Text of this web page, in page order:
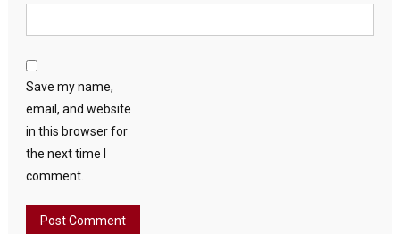
Save my name,
email, and website
in this browser for
the next time I
comment.